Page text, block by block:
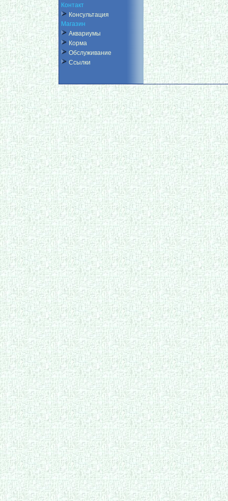
Контакт
Консультация
Магазин
Аквариумы
Корма
Обслуживание
Ссылки